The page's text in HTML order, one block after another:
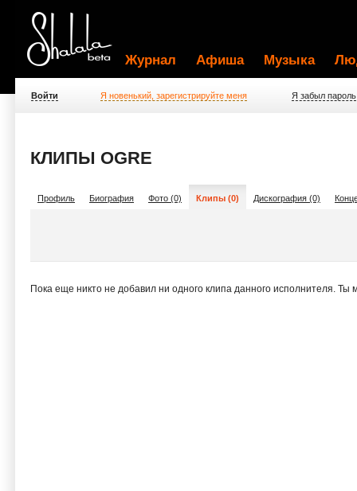
Журнал Афиша Музыка
Войти Я новенький, зарегистрируйте меня Я забыл пароль
КЛИПЫ OGRE
Профиль Биография Фото (0) Клипы (0) Дискография (0)
Пока еще никто не добавил ни одного клипа данного исполнителя.